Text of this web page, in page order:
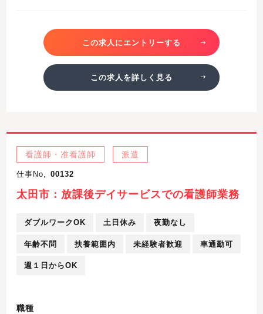
この求人にエントリーする
この求人を詳しく見る
看護師・准看護師 派遣
仕事No, 00132
太田市：放課後デイサービスでの看護師業務
ダブルワークOK 土日休み 夜勤なし
年齢不問 扶養範囲内 未経験者歓迎 車通勤可
週１日からOK
職種